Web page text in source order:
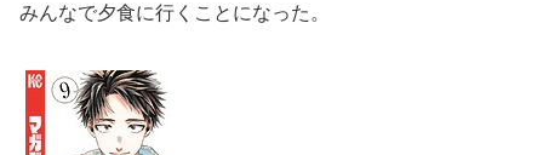
みんなで夕食に行くことになった。